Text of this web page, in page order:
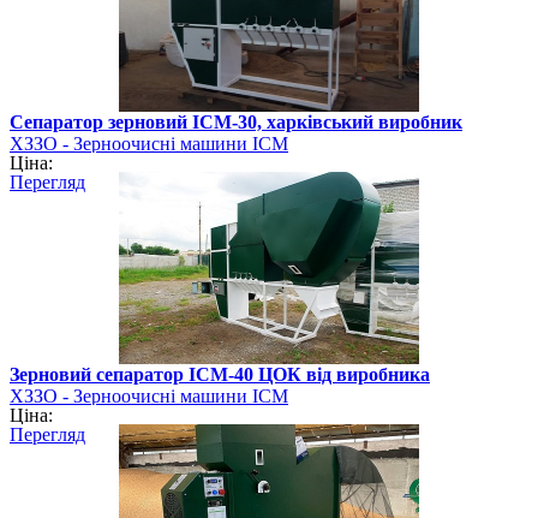
Сепаратор зерновий ІСМ-30, харківський виробник
ХЗЗО - Зерноочисні машини ІСМ
Ціна:
Перегляд
Зерновий сепаратор ІСМ-40 ЦОК від виробника
ХЗЗО - Зерноочисні машини ІСМ
Ціна:
Перегляд